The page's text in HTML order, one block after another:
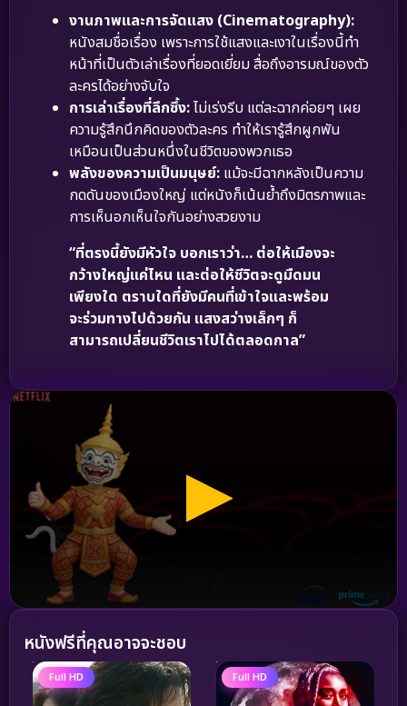
งานภาพและการจัดแสง (Cinematography):
หนังสมชื่อเรื่อง เพราะการใช้แสงและเงาในเรื่องนี้ทำ
หน้าที่เป็นตัวเล่าเรื่องที่ยอดเยี่ยม สื่อถึงอารมณ์ของตัว
ละครได้อย่างจับใจ
การเล่าเรื่องที่ลึกซึ้ง:ไม่เร่งรีบ แต่ละฉากค่อยๆ เผย
ความรู้สึกนึกคิดของตัวละคร ทำให้เรารู้สึกผูกพัน
เหมือนเป็นส่วนหนึ่งในชีวิตของพวกเธอ
พลังของความเป็นมนุษย์: แม้จะมีฉากหลังเป็นความ
กดดันของเมืองใหญ่ แต่หนังก็เน้นย้ำถึงมิตรภาพและ
การเห็นอกเห็นใจกันอย่างสวยงาม
“ที่ตรงนี้ยังมีหัวใจ บอกเราว่า… ต่อให้เมืองจะ
กว้างใหญ่แค่ไหน และต่อให้ชีวิตจะดูมืดมน
เพียงใด ตราบใดที่ยังมีคนที่เข้าใจและพร้อม
จะร่วมทางไปด้วยกัน แสงสว่างเล็กๆ ก็
สามารถเปลี่ยนชีวิตเราไปได้ตลอดกาล”
หนังฟรีที่คุณอาจจะชอบ
Full HD Full HD